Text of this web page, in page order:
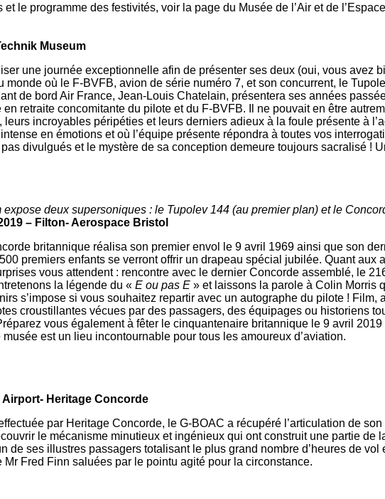
le programme des festivités, voir la page du Musée de l’Air et de l’Espace
Museum
une journée exceptionnelle afin de présenter ses deux (oui, vous
monde où le F-BVFB, avion de série numéro 7, et son concurrent, le
de bord Air France, Jean-Louis Chatelain, présentera ses années
retraite concomitante du pilote et du F-BVFB. Il ne pouvait en être
incroyables péripéties et leurs derniers adieux à la foule présente à
en émotions et où l’équipe présente répondra à toutes vos
divulgués et le mystère de sa conception demeure toujours sacralisé !
deux supersoniques : le Tupolev 144 (au premier plan) et le
– Filton- Aerospace Bristol
britannique réalisa son premier envol le 9 avril 1969 ainsi que son
premiers enfants se verront offrir un drapeau spécial jubilée. Quant
vous attendent : rencontre avec le dernier Concorde assemblé, le
la légende du « E ou pas E » et laissons la parole à Colin Morris
s’impose si vous souhaitez repartir avec un autographe du pilote !
croustillantes vécues par des passagers, des équipages ou historiens
vous également à fêter le cinquantenaire britannique le 9 avril
est un lieu incontournable pour tous les amoureux d’aviation.
Heritage Concorde
par Heritage Concorde, le G-BOAC a récupéré l’articulation de
le mécanisme minutieux et ingénieux qui ont construit une partie
de ses illustres passagers totalisant le plus grand nombre d’heures de
Fred Finn saluées par le pointu agité pour la circonstance.